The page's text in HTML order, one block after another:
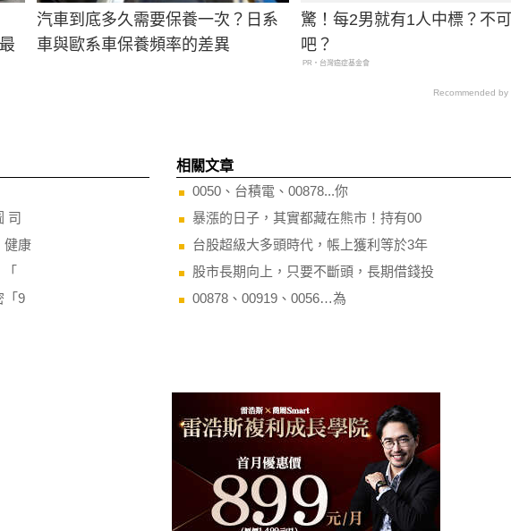
汽車到底多久需要保養一次？日系
車與歐系車保養頻率的差異
驚！每2男就有1人中標？不
吧？
PR・台灣癌症基金會
Recommended by
司
健康
「9
相關文章
0050、台積電、00878...你
暴漲的日子，其實都藏在熊市！持有00
台股超級大多頭時代，帳上獲利等於3年
股市長期向上，只要不斷頭，長期借錢投
00878、00919、0056…為